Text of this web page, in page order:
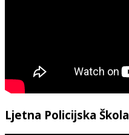
Ljetna Policijska Škola